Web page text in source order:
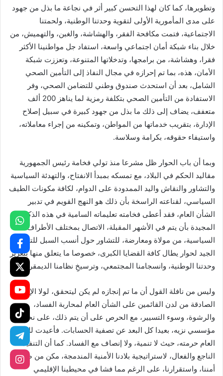
وتطويرها، كما كان لهذا التحسن كبير أثر في نجاعة ما بذل من جهود
على مدى المأمورية الأولى لتقوية وحدتنا الوطنية، ولحمتنا
الاجتماعية، فتمت مكافحة الفقر، والهشاشة، والغبن، والتهميش، من
خلال بناء شبكة أمان اجتماعي واسعة، استفاد جل مواطنينا الأكثر
فقرا، وهشاشة، من برامجها، وتدخلاتها المتنوعة، وتعززت شبكة
الأمان، هذه، بما تم إحرازه في مجال النفاذ إلى التأمين الصحي
الشامل، بعد أن استحدث صندوق وطني للتضامن الصحي، وفر
الاستفادة من التأمين الصحي بتكلفة رمزية لما يناهز 200 ألف
متعفف، يضاف إلى ذلك ما بذل من جهود كبيرة في سبيل إصلاح
الإدارة، بتقريب خدماتها من المواطن، وتمكينه من إجراء معاملاته،
واستيفاء حقوقه، بكرامة وسلاسة.
وبما أن باب الحوار ظل مشرعا منذ تولي فخامة رئيس الجمهورية
مقاليد الحكم في البلاد، مع تمسكه بمبدأ الانفتاح، والتهدئة السياسية
والتشاور والنقاش واليد الممدودة على الدوام، لكافة مكونات الطيف
السياسي، لقناعته الراسخة بأن ذلك هو النهج القويم في تدبير
الشأن العام، فقد أعطى فخامته تعليماته السامية في هذه الذكرى
المجيدة بأن يتم في الأشهر المقبلة، الاتصال بمختلف الأطراف
السياسية، من مولاة ومعارضة، للتشاور حول أنسب السبل للتحضير
الجيد لحوار يطال كافة القضايا الكبرى، خصوصا ما يتعلق منها بتعزيز
وحدتنا الوطنية، وانسجامنا المجتمعي، وترسيخِ نظامنا الديمقراطي.
وليس من نافلة القول أن ما تم إنجازه لم يكن ليتحقق، لولا الإرادة
الصادقة من لدن القائمين على الشأن العام لمحاربة الفساد،
والرشوة، وسوء التسيير، مع الحرص على أن يتم ذلك، على نحو
مؤسسي نزيه، بعيدا كل البعد عن تصفية الحسابات. فأعيدت للمال
العام حرمته، حيث لا تنمية، ولا إنصاف مع الفساد. كما أن التنفيذ
الناجع والفعال، لاستراتيجية بلادنا الأمنية المندمجة، مكن من صون
أمننا، واستقرارنا، على الرغم مما فشا في محيطينا الإقليمي